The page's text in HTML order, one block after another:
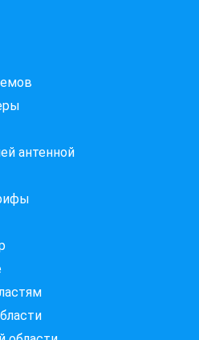
антенной
працюють
за 30 секунд
в базі